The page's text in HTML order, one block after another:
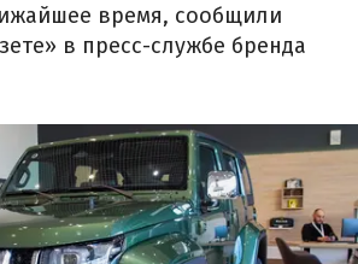
время, сообщили
в пресс-службе бренда